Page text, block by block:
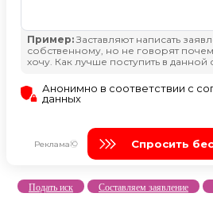
Подать иск Составляем заявление